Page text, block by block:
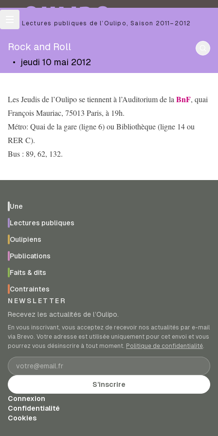
OULIPO
Les Lectures publiques de l’Oulipo ,Saison 2011–2012
Rock and Roll
• jeudi 10 mai 2012
Les Jeudis de l’Oulipo se tiennent à l’Auditorium de la BnF, quai
François Mauriac, 75013 Paris, à 19h.
Métro: Quai de la gare (ligne 6) ou Bibliothèque (ligne 14 ou
RER C).
Bus : 89, 62, 132.
Une
Lectures publiques
Oulipiens
Publications
Faits & dits
Contraintes
NEWSLETTER
Recevez les actualités de l’Oulipo.
En vous inscrivant, vous acceptez de recevoir nos actualités par e-mail
via Brevo. Votre adresse est utilisée uniquement pour cet envoi et vous
pourrez vous désinscrire à tout moment. Politique de confidentialité.
Adresse e-mail
S’inscrire
Connexion
Confidentialité
Cookies